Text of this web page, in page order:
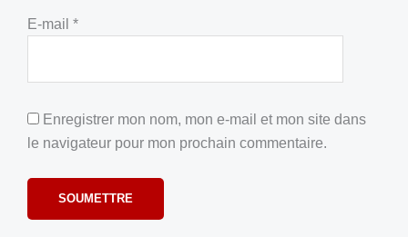
E-mail *
Enregistrer mon nom, mon e-mail et mon site dans
le navigateur pour mon prochain commentaire.